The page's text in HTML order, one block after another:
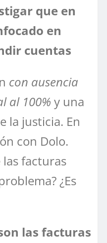
que en
en
cuentas
con ausencia
al 100% y una
la justicia. En
con Dolo.
facturas
¿Es
las facturas